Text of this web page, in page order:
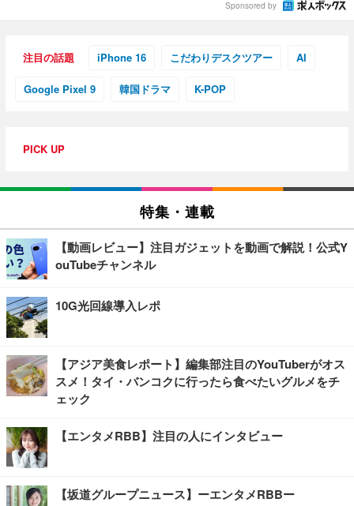
Sponsored by
注目の話題 iPhone 16 こだわりデスクツアー AI
Google Pixel 9 韓国ドラマ K-POP
PICK UP
特集・連載
【動画レビュー】注目ガジェットを動画で解説！公式Y
ouTubeチャンネル
10G光回線導入レポ
【アジア美食レポート】編集部注目のYouTuberがオス
スメ！タイ・バンコクに行ったら食べたいグルメをチ
ェック
【エンタメRBB】注目の人にインタビュー
【坂道グループニュース】ーエンタメRBBー